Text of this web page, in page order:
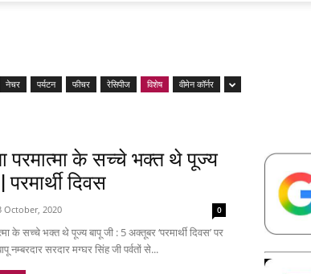
नेचर पर्यटन फीचर रेसिपीज विशेष वीमेन कॉर्नर
परमात्मा के सच्चे भक्त थे पूज्य
परमार्थी दिवस
October, 2020 0
के सच्चे भक्त थे पूज्य बापू जी : 5 अक्तूबर ‘परमार्थी दिवस’ पर
नम्बरदार सरदार मग्घर सिंह जी पर्वतों से...